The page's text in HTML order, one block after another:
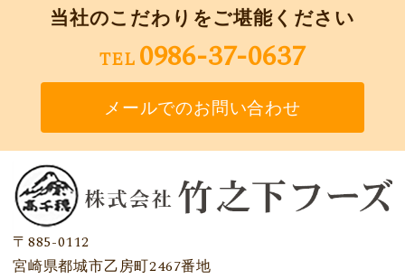
当社のこだわりをご堪能ください
TEL 0986-37-0637
メールでのお問い合わせ
〒885-0112
宮崎県都城市乙房町2467番地